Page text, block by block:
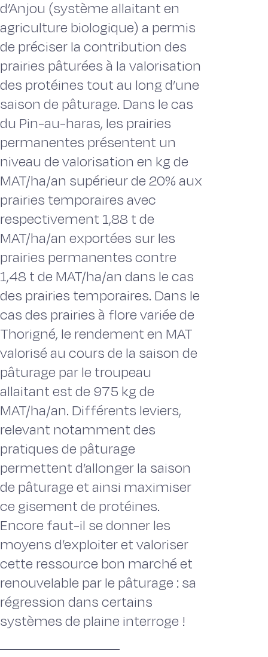
d’Anjou (système allaitant en
agriculture biologique) a permis
de préciser la contribution des
prairies pâturées à la valorisation
des protéines tout au long d’une
saison de pâturage. Dans le cas
du Pin-au-haras, les prairies
permanentes présentent un
niveau de valorisation en kg de
MAT/ha/an supérieur de 20% aux
prairies temporaires avec
respectivement 1,88 t de
MAT/ha/an exportées sur les
prairies permanentes contre
1,48 t de MAT/ha/an dans le cas
des prairies temporaires. Dans le
cas des prairies à flore variée de
Thorigné, le rendement en MAT
valorisé au cours de la saison de
pâturage par le troupeau
allaitant est de 975 kg de
MAT/ha/an. Différents leviers,
relevant notamment des
pratiques de pâturage
permettent d’allonger la saison
de pâturage et ainsi maximiser
ce gisement de protéines.
Encore faut-il se donner les
moyens d’exploiter et valoriser
cette ressource bon marché et
renouvelable par le pâturage : sa
régression dans certains
systèmes de plaine interroge !